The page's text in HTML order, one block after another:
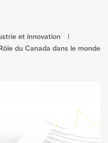
et innovation
du Canada dans le monde